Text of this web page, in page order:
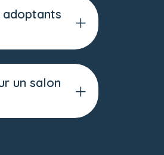
un salon